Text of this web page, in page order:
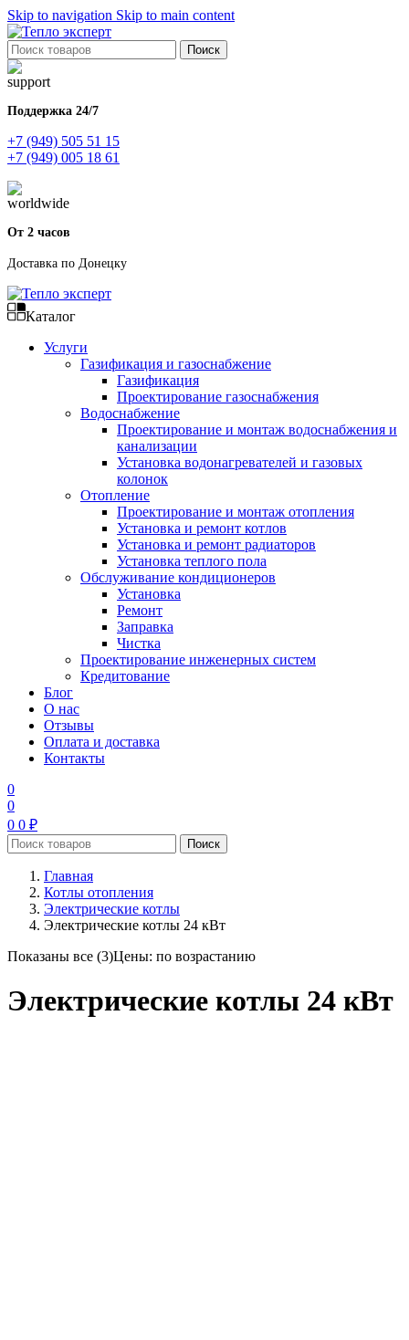
Skip to navigation Skip to main content
Поиск
Поддержка 24/7
+7 (949) 505 51 15
+7 (949) 005 18 61
От 2 часов
Доставка по Донецку
Каталог
Услуги
Газификация и газоснабжение
Газификация
Проектирование газоснабжения
Водоснабжение
Проектирование и монтаж водоснабжения и
канализации
Установка водонагревателей и газовых
колонок
Отопление
Проектирование и монтаж отопления
Установка и ремонт котлов
Установка и ремонт радиаторов
Установка теплого пола
Обслуживание кондиционеров
Установка
Ремонт
Заправка
Чистка
Проектирование инженерных систем
Кредитование
Блог
О нас
Отзывы
Оплата и доставка
Контакты
0
0
0 0 ₽
Поиск
Главная
Котлы отопления
Электрические котлы
Электрические котлы 24 кВт
Показаны все (3)Цены: по возрастанию
Электрические котлы 24 кВт